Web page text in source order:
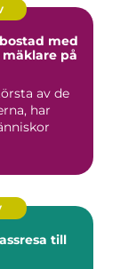
med
på
av de
har
till